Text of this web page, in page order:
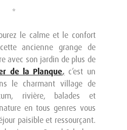
*
le calme et le confort
ancienne grange de
avec son jardin de plus de
de la Planque, c’est un
le charmant village de
rivière, balades et
en tous genres vous
paisible et ressourçant.